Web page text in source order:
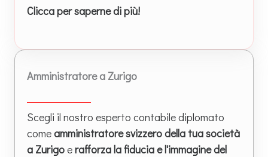
Clicca per saperne di più!
Amministratore a Zurigo
Scegli il nostro esperto contabile diplomato
comeamministratore svizzero della tua società
a Zurigoerafforza la fiducia e l'immagine del